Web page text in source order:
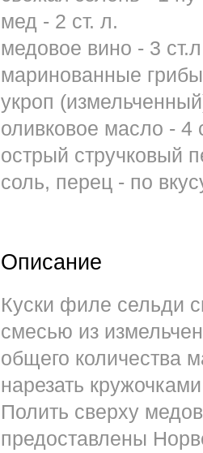
мед - 2 ст. л.
медовое вино - 3
маринованные
укроп
оливковое масло - 4
острый стручковый
соль, перец - по
Описание
Куски филе сельди
смесью из
общего количества
нарезать
Полить сверху
предоставлены